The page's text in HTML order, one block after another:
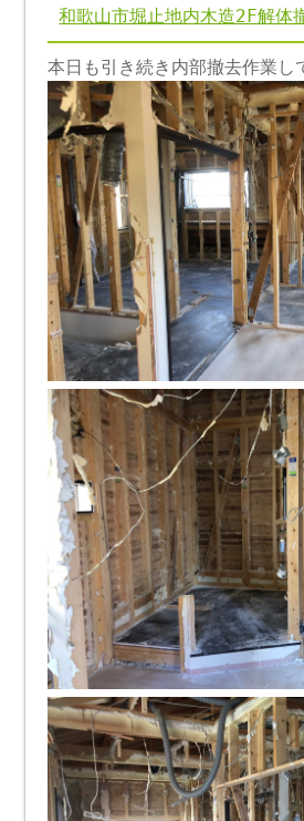
和歌山市堀止地内木造2F解体
本日も引き続き内部撤去作業し